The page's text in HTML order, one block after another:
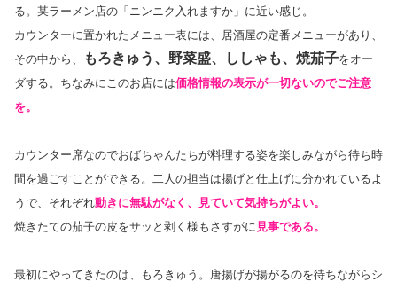
る。某ラーメン店の「ニンニク入れますか」に近い感じ。
カウンターに置かれたメニュー表には、居酒屋の定番メニューがあり、
その中から、
もろきゅう、野菜盛、ししゃも、焼茄子をオー
ダする。ちなみにこのお店には価格情報の表示が一切ないのでご注意
を。
カウンター席なのでおばちゃんたちが料理する姿を楽しみながら待ち時
間を過ごすことができる。二人の担当は揚げと仕上げに分かれているよ
うで、それぞれ動きに無駄がなく、見ていて気持ちがよい。
焼きたての茄子の皮をサッと剥く様もさすがに 見事である。
最初にやってきたのは、もろきゅう。唐揚げが揚がるのを待ちながらシ